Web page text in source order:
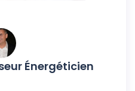
Énergéticien